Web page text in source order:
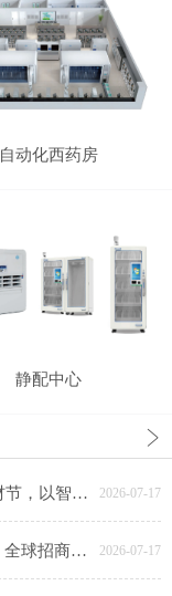
自动化西药房
静配中心
圆满收官｜锐嘉工业亮相2026安国国际药材节，以智能装备赋能中医药产业升级 2026-07-17
锐嘉工业圆满收官2026上海ProPak包装展，全球招商布局海外新赛道！ 2026-07-17